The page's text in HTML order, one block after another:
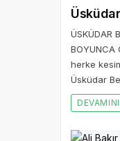
ÜSKÜDAR
BOYUNCA
herke
Üsküdar